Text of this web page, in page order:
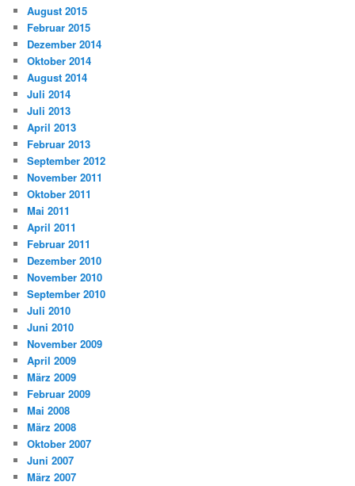
August 2015
Februar 2015
Dezember 2014
Oktober 2014
August 2014
Juli 2014
Juli 2013
April 2013
Februar 2013
September 2012
November 2011
Oktober 2011
Mai 2011
April 2011
Februar 2011
Dezember 2010
November 2010
September 2010
Juli 2010
Juni 2010
November 2009
April 2009
März 2009
Februar 2009
Mai 2008
März 2008
Oktober 2007
Juni 2007
März 2007